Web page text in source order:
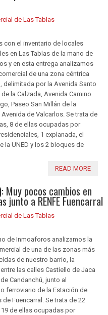
de Las Tablas
con el inventario de locales
en Las Tablas de la mano de
y en esta entrega analizamos
de una zona céntrica
delimitada por la Avenida Santo
la Calzada, Avenida Camino
Paseo San Millán de la
de Valcarlos. Se trata de
8 de ellas ocupadas por
1 explanada, el
la UNED y los 2 bloques de
READ MORE
Muy pocos cambios en
junto a RENFE Fuencarral
de Las Tablas
de Inmoaforos analizamos la
de una de las zonas más
de nuestro barrio, la
las calles Castiello de Jaca
Candanchú, junto al
ferroviario de la Estación de
de Fuencarral. Se trata de 22
de ellas ocupadas por